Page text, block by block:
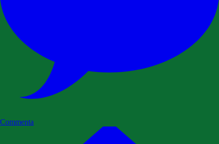
Commenta